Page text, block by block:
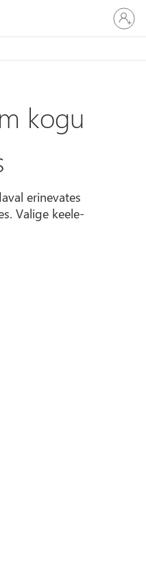
Logige
sisse
oma
kogu
erinevates
Valige keele-